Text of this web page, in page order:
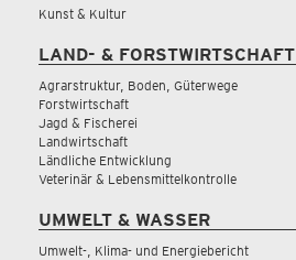
Kunst & Kultur
LAND- & FORSTWIRTSCHAFT
Agrarstruktur, Boden, Güterwege
Forstwirtschaft
Jagd & Fischerei
Landwirtschaft
Ländliche Entwicklung
Veterinär & Lebensmittelkontrolle
UMWELT & WASSER
Umwelt-, Klima- und Energiebericht